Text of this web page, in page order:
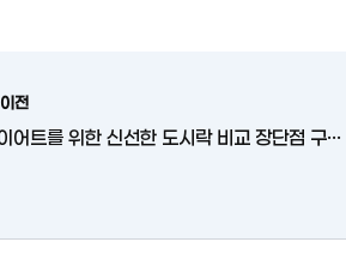
이전
다이어트를 위한 신선한 도시락 비교 장단점 구매 후기